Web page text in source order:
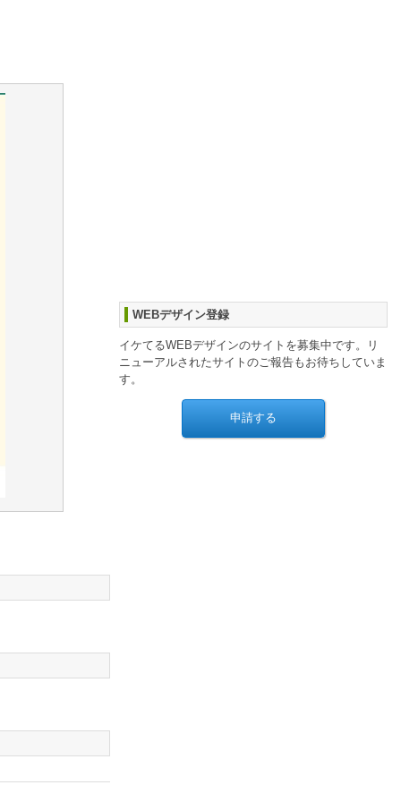
WEBデザイン登録
イケてるWEBデザインのサイトを募集中です。リ
ニューアルされたサイトのご報告もお待ちしていま
す。